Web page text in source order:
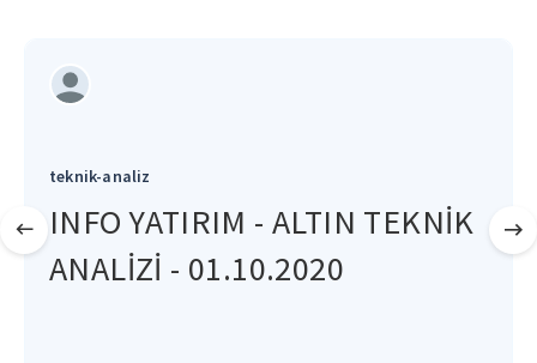
teknik-analiz
INFO YATIRIM - ALTIN TEKNİK
ANALİZİ - 01.10.2020